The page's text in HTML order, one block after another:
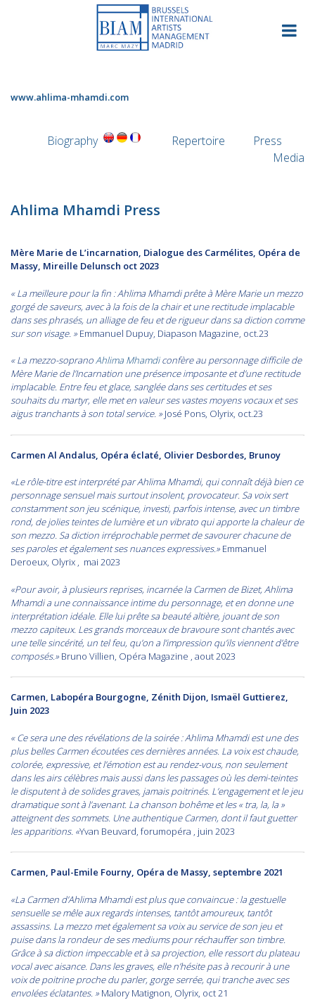
www.ahlima-mhamdi.com
Biography Repertoire
Press
Media
Ahlima Mhamdi Press
Mère Marie de L’incarnation, Dialogue des Carmélites, Opéra de
Massy, Mireille Delunsch oct 2023
« La meilleure pour la fin :Ahlima Mhamdi prête à Mère Marie un mezzo
gorgé de saveurs, avec à la fois de la chair et une rectitude implacable
dans ses phrasés, un alliage de feu et de rigueur dans sa diction comme
sur son visage. » Emmanuel Dupuy, Diapason Magazine, oct.23
« La mezzo-sopranoAhlima Mhamdiconfère au personnage difficile de
Mère Marie de l’Incarnation une présence imposante et d’une rectitude
implacable. Entre feu et glace, sanglée dans ses certitudes et ses
souhaits du martyr, elle met en valeur ses vastes moyens vocaux et ses
aigus tranchants à son total service. » José Pons, Olyrix, oct.23
Carmen Al Andalus, Opéra éclaté, Olivier Desbordes, Brunoy
«Le rôle-titre est interprété par Ahlima Mhamdi, qui connaît déjà bien ce
personnage sensuel mais surtout insolent, provocateur. Sa voix sert
constamment son jeu scénique, investi, parfois intense, avec un timbre
rond, de jolies teintes de lumière et un vibrato qui apporte la chaleur de
son mezzo. Sa diction irréprochable permet de savourer chacune de
ses paroles et également ses nuances expressives.» Emmanuel
Deroeux, Olyrix , mai 2023
«Pour avoir, à plusieurs reprises, incarnée la Carmen de Bizet, Ahlima
Mhamdi a une connaissance intime du personnage, et en donne une
interprétation idéale. Elle lui prête sa beauté altière, jouant de son
mezzo capiteux. Les grands morceaux de bravoure sont chantés avec
une telle sincérité, un tel feu, qu’on a l’impression qu’ils viennent d’être
composés.» Bruno Villien, Opéra Magazine , aout 2023
Carmen, Labopéra Bourgogne, Zénith Dijon, Ismaël Guttierez,
Juin 2023
« Ce sera une des révélations de la soirée : Ahlima Mhamdi est une des
plus belles Carmen écoutées ces dernières années. La voix est chaude,
colorée, expressive, et l’émotion est au rendez-vous, non seulement
dans les airs célèbres mais aussi dans les passages où les demi-teintes
le disputent à de solides graves, jamais poitrinés. L’engagement et le jeu
dramatique sont à l’avenant. La chanson bohême et les « tra, la, la »
atteignent des sommets. Une authentique Carmen, dont il faut guetter
les apparitions. «Yvan Beuvard, forumopéra , juin 2023
Carmen, Paul-Emile Fourny, Opéra de Massy, septembre 2021
«La Carmen d’Ahlima Mhamdi est plus que convaincue : la gestuelle
sensuelle se mêle aux regards intenses, tantôt amoureux, tantôt
assassins. La mezzo met également sa voix au service de son jeu et
puise dans la rondeur de ses mediums pour réchauffer son timbre.
Grâce à sa diction impeccable et à sa projection, elle ressort du plateau
vocal avec aisance. Dans les graves, elle n’hésite pas à recourir à une
voix de poitrine proche du parler, gorge serrée, qui tranche avec ses
envolées éclatantes. » Malory Matignon, Olyrix, oct 21